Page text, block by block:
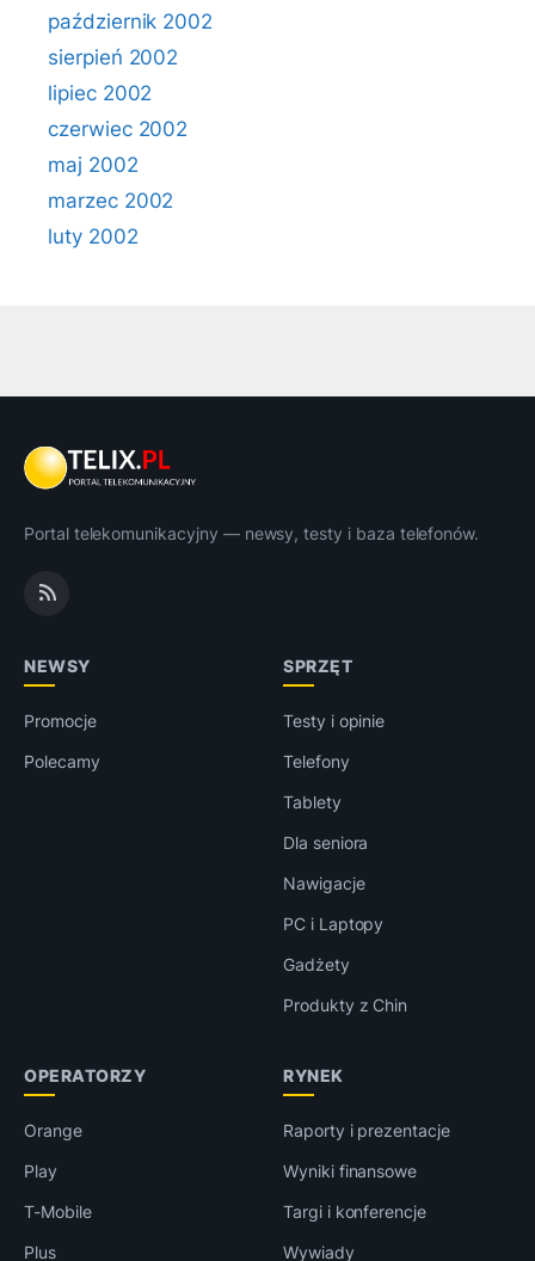
październik 2002
sierpień 2002
lipiec 2002
czerwiec 2002
maj 2002
marzec 2002
luty 2002
Portal telekomunikacyjny — newsy, testy i baza telefonów.
NEWSY
Promocje
Polecamy
SPRZĘT
Testy i opinie
Telefony
Tablety
Dla seniora
Nawigacje
PC i Laptopy
Gadżety
Produkty z Chin
OPERATORZY
Orange
Play
T-Mobile
Plus
RYNEK
Raporty i prezentacje
Wyniki finansowe
Targi i konferencje
Wywiady